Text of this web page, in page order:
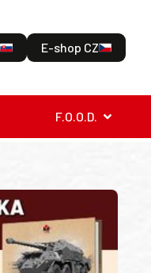
E-shop CZ
F.O.O.D.